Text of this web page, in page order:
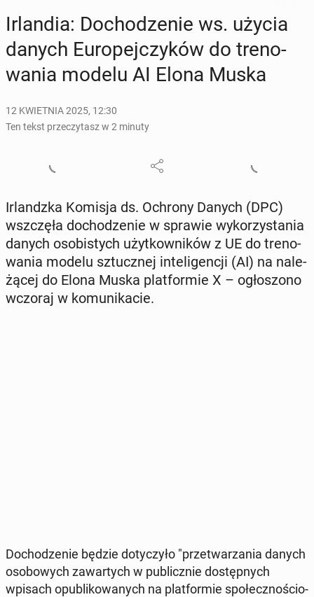
Ir­lan­dia: Do­cho­dze­nie ws. użycia
danych Eu­ro­pej­czy­ków do tre­no­
wa­nia modelu AI Elona Muska
12 KWIETNIA 2025, 12:30
Ten tekst przeczytasz w 2 minuty
Ir­landz­ka Komisja ds. Ochrony Danych (DPC)
wsz­czę­ła do­cho­dze­nie w sprawie wy­ko­rzy­sta­nia
danych oso­bi­stych użyt­kow­ni­ków z UE do tre­no­
wa­nia modelu sztucz­nej in­te­li­gen­cji (AI) na na­le­
żą­cej do Elona Muska plat­for­mie X – ogło­szo­no
wczoraj w ko­mu­ni­ka­cie.
Do­cho­dze­nie będzie do­ty­czy­ło "prze­twa­rza­nia danych
oso­bo­wych za­war­tych w pu­blicz­nie do­stęp­nych
wpisach opu­bli­ko­wa­nych na plat­for­mie spo­łecz­no­ścio­